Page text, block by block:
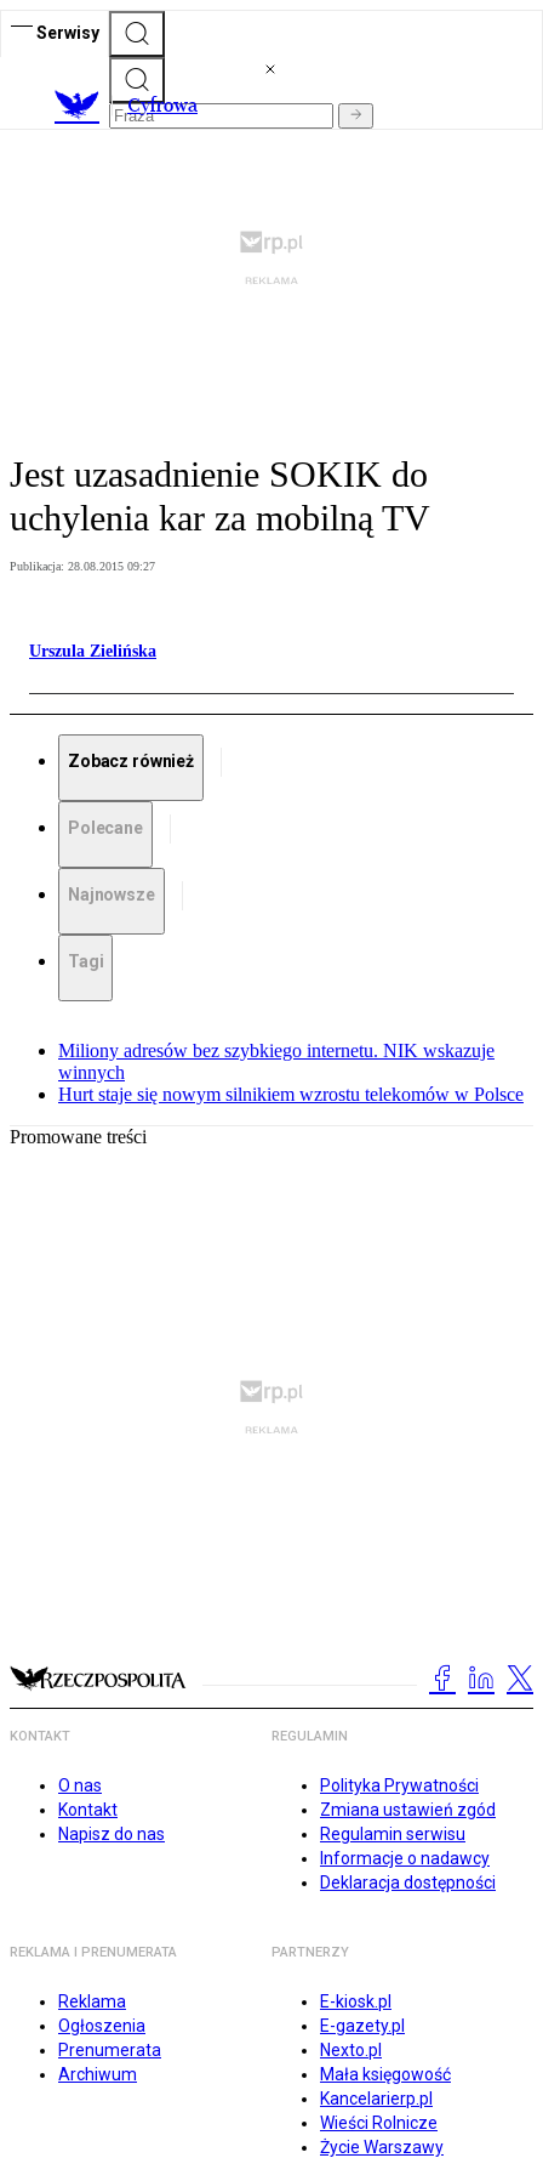
Serwisy
Cyfrowa
Jest uzasadnienie SOKIK do
uchylenia kar za mobilną TV
Publikacja: 28.08.2015 09:27
Urszula Zielińska
Zobacz również
Polecane
Najnowsze
Tagi
Miliony adresów bez szybkiego internetu. NIK wskazuje
winnych
Hurt staje się nowym silnikiem wzrostu telekomów w Polsce
Promowane treści
KONTAKT
O nas
Kontakt
Napisz do nas
REGULAMIN
Polityka Prywatności
Zmiana ustawień zgód
Regulamin serwisu
Informacje o nadawcy
Deklaracja dostępności
REKLAMA I PRENUMERATA
Reklama
Ogłoszenia
Prenumerata
Archiwum
PARTNERZY
E-kiosk.pl
E-gazety.pl
Nexto.pl
Mała księgowość
Kancelarierp.pl
Wieści Rolnicze
Życie Warszawy